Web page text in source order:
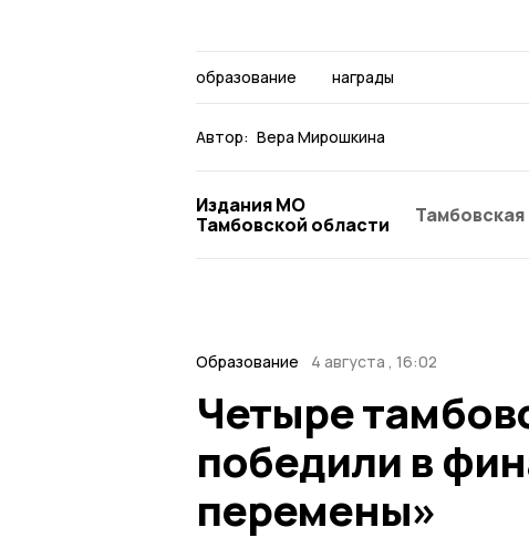
образование награды
Автор: Вера Мирошкина
Издания МО
Тамбовской области
Образование 4 августа , 16:02
Четыре
победили в
перемены»